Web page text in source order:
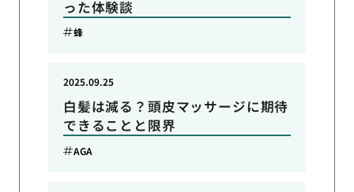
った体験談
蜂
白髪は減る？頭皮マッサージに期待
できることと限界
2025.09.25
AGA